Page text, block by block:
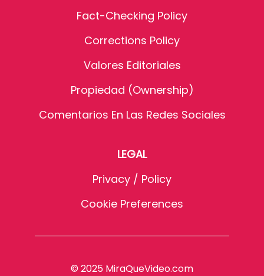
Fact-Checking Policy
Corrections Policy
Valores Editoriales
Propiedad (Ownership)
Comentarios En Las Redes Sociales
LEGAL
Privacy / Policy
Cookie Preferences
© 2025 MiraQueVideo.com